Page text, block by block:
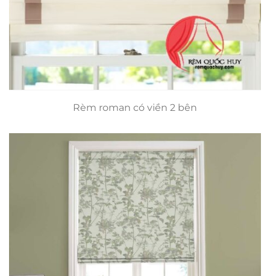
Rèm roman có viền 2 bên